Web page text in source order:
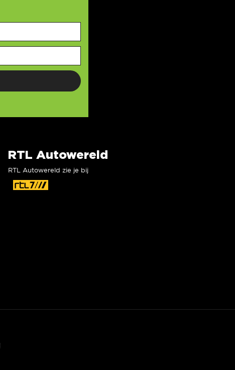
RTL Autowereld
RTL Autowereld zie je bij